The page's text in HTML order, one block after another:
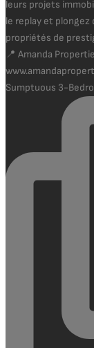
Sumptuous 3-